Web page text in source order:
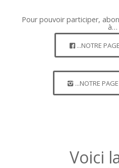
Pour pouvoir participer,
à…
...NOTRE
...NOTRE
Voici